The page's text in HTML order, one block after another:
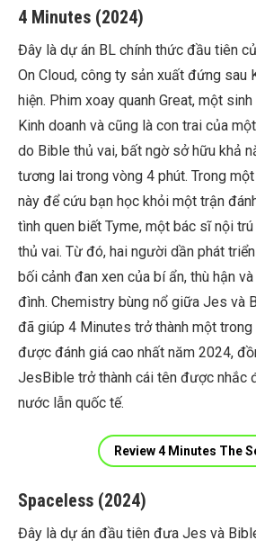
4 Minutes (2024)
Đây là dự án BL chính thức đầu tiên
On Cloud, công ty sản xuất đứng sau
hiện. Phim xoay quanh Great, một
Kinh doanh và cũng là con trai của
do Bible thủ vai, bất ngờ sở hữu khả
tương lai trong vòng 4 phút. Trong
này để cứu bạn học khỏi một trận
tình quen biết Tyme, một bác sĩ nội
thủ vai. Từ đó, hai người dần phát
bối cảnh đan xen của bí ẩn, thù hận
đình. Chemistry bùng nổ giữa Jes và
đã giúp 4 Minutes trở thành một
được đánh giá cao nhất năm 2024,
JesBible trở thành cái tên được nhắc
nước lẫn quốc tế.
Review 4 Minutes The
Spaceless (2024)
Đây là dự án đầu tiên đưa Jes và